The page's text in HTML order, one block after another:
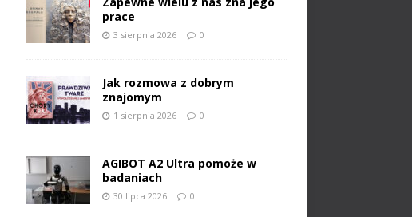
prace
3 sierpnia 2026 0
Jak rozmowa z dobrym
znajomym
1 sierpnia 2026 0
AGIBOT A2 Ultra pomoże w
badaniach
30 lipca 2026 0